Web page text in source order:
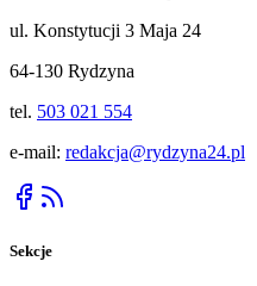
ul. Konstytucji 3 Maja 24
64-130 Rydzyna
tel. 503 021 554
e-mail: redakcja@rydzyna24.pl
Sekcje